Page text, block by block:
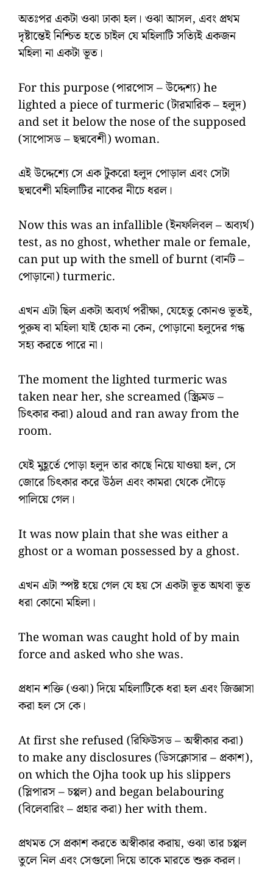
অতঃপর একটা ওঝা ঢাকা হল। ওঝা আসল, এবং প্রথম
দৃষ্টান্তেই নিশ্চিত হতে চাইল যে মহিলাটি সত্যিই একজন
মহিলা না একটা ভূত।
For this purpose (পারপোস – উদ্দেশ্য) he
lighted a piece of turmeric (টারমারিক – হলুদ)
and set it below the nose of the supposed
(সাপোসড – ছদ্মবেশী) woman.
এই উদ্দেশ্যে সে এক টুকরো হলুদ পোড়াল এবং সেটা
ছদ্মবেশী মহিলাটির নাকের নীচে ধরল।
Now this was an infallible (ইনফলিবল – অব্যর্থ)
test, as no ghost, whether male or female,
can put up with the smell of burnt (বার্নট –
পোড়ানো) turmeric.
এখন এটা ছিল একটা অব্যর্থ পরীক্ষা, যেহেতু কোনও ভূতই,
পুরুষ বা মহিলা যাই হোক না কেন, পোড়ানো হলুদের গন্ধ
সহ্য করতে পারে না।
The moment the lighted turmeric was
taken near her, she screamed (স্ক্রিমড –
চিৎকার করা) aloud and ran away from the
room.
যেই মুহূর্তে পোড়া হলুদ তার কাছে নিয়ে যাওয়া হল, সে
জোরে চিৎকার করে উঠল এবং কামরা থেকে দৌড়ে
পালিয়ে গেল।
It was now plain that she was either a
ghost or a woman possessed by a ghost.
এখন এটা স্পষ্ট হয়ে গেল যে হয় সে একটা ভূত অথবা ভূত
ধরা কোনো মহিলা।
The woman was caught hold of by main
force and asked who she was.
প্রধান শক্তি (ওঝা) দিয়ে মহিলাটিকে ধরা হল এবং জিজ্ঞাসা
করা হল সে কে।
At first she refused (রিফিউসড – অস্বীকার করা)
to make any disclosures (ডিসক্লোসার – প্রকাশ),
on which the Ojha took up his slippers
(স্লিপারস – চপ্পল) and began belabouring
(বিলেবারিং – প্রহার করা) her with them.
প্রথমত সে প্রকাশ করতে অস্বীকার করায়, ওঝা তার চপ্পল
তুলে নিল এবং সেগুলো দিয়ে তাকে মারতে শুরু করল।